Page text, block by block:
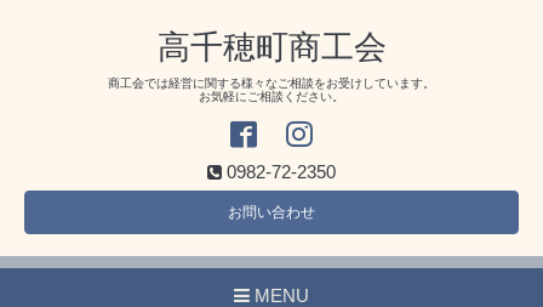
高千穂町商工会
商工会では経営に関する様々なご相談をお受けしています。
お気軽にご相談ください。
0982-72-2350
お問い合わせ
MENU